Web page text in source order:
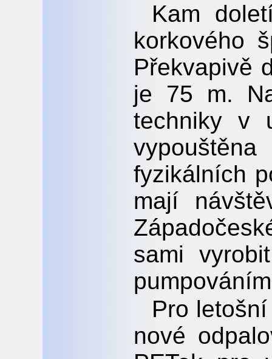
Kam
korkového
Překvapivě
je 75 m.
techniky v
fyzikálních
mají
sami
Pro
nové